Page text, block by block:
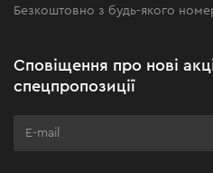
Клуб майстерності
Безкоштовно з будь-якого
Сповіщення про нові
спецпропозиції